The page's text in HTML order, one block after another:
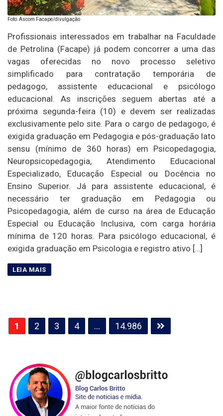
Foto: Ascom Facape/divulgação
Profissionais interessados em trabalhar na Faculdade
de Petrolina (Facape) já podem concorrer a uma das
vagas oferecidas no novo processo seletivo
simplificado para contratação temporária de
pedagogo, assistente educacional e psicólogo
educacional. As inscrições seguem abertas até a
próxima segunda-feira (10) e devem ser realizadas
exclusivamente pelo site. Para o cargo de pedagogo, é
exigida graduação em Pedagogia e pós-graduação lato
sensu (mínimo de 360 horas) em Psicopedagogia,
Neuropsicopedagogia, Atendimento Educacional
Especializado, Educação Especial ou Docência no
Ensino Superior. Já para assistente educacional, é
necessário ter graduação em Pedagogia ou
Psicopedagogia, além de curso na área de Educação
Especial ou Educação Inclusiva, com carga horária
mínima de 120 horas. Para psicólogo educacional, é
exigida graduação em Psicologia e registro ativo […]
Paginação
de
1 2 3 4 … 14.986